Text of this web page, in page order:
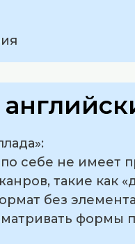
себе не имеет
такие как
без
формы